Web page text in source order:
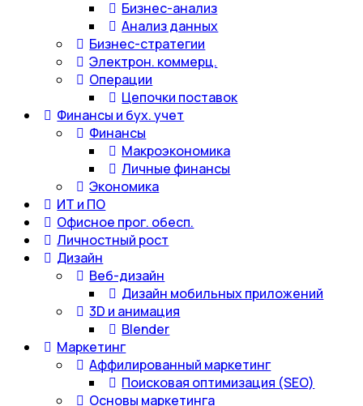
Бизнес-анализ
Анализ данных
Бизнес-стратегии
Электрон. коммерц.
Операции
Цепочки поставок
Финансы и бух. учет
Финансы
Макроэкономика
Личные финансы
Экономика
ИТ и ПО
Офисное прог. обесп.
Личностный рост
Дизайн
Веб-дизайн
Дизайн мобильных приложений
3D и анимация
Blender
Маркетинг
Аффилированный маркетинг
Поисковая оптимизация (SEO)
Основы маркетинга